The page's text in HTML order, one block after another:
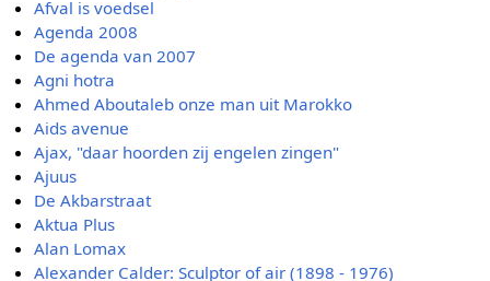
Afval is voedsel
Agenda 2008
De agenda van 2007
Agni hotra
Ahmed Aboutaleb onze man uit Marokko
Aids avenue
Ajax, "daar hoorden zij engelen zingen"
Ajuus
De Akbarstraat
Aktua Plus
Alan Lomax
Alexander Calder: Sculptor of air (1898 - 1976)